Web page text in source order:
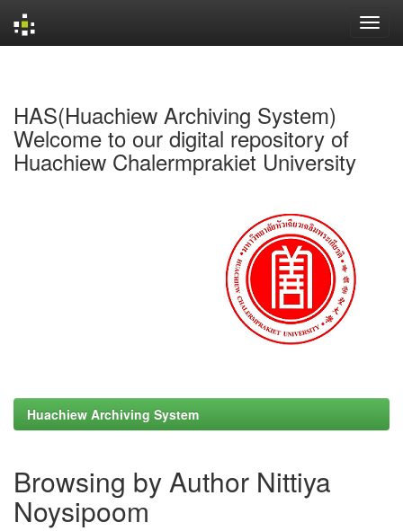
HAS(Huachiew Archiving System)
Welcome to our digital repository of
Huachiew Chalermprakiet University
Huachiew Archiving System
Browsing by Author Nittiya
Noysipoom